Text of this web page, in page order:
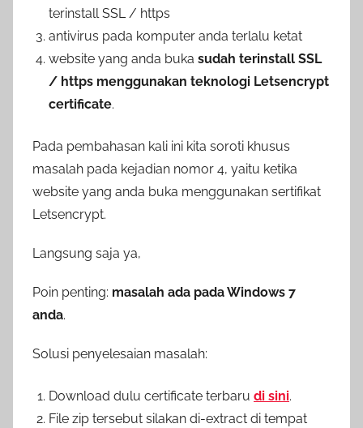
terinstall SSL / https
antivirus pada komputer anda terlalu ketat
website yang anda buka sudah terinstall SSL
/ https menggunakan teknologi Letsencrypt
certificate.
Pada pembahasan kali ini kita soroti khusus
masalah pada kejadian nomor 4, yaitu ketika
website yang anda buka menggunakan sertifikat
Letsencrypt.
Langsung saja ya,
Poin penting: masalah ada pada Windows 7
anda.
Solusi penyelesaian masalah:
Download dulu certificate terbaru di sini.
File zip tersebut silakan di-extract di tempat